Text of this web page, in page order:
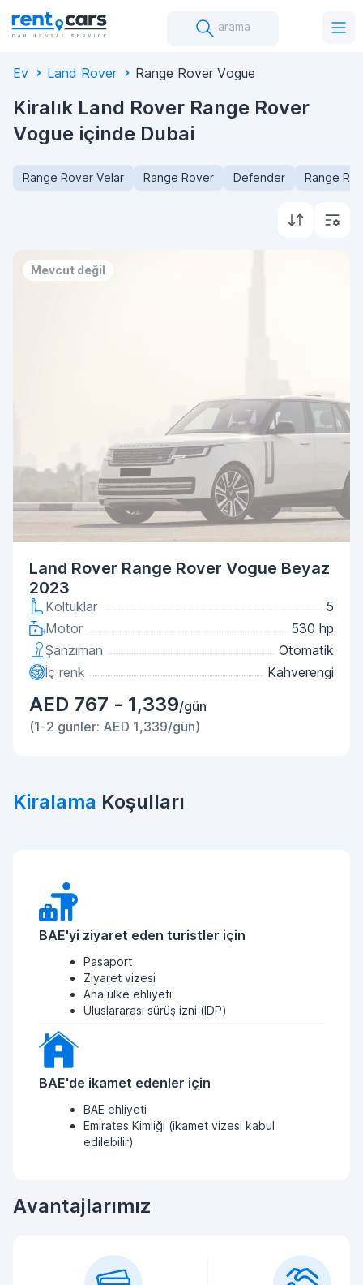
arama
Ev Land Rover Range Rover Vogue
Kiralık Land Rover Range Rover
Vogue içinde Dubai
Range Rover Velar Range Rover Defender Range
Mevcut değil
Land Rover Range Rover Vogue Beyaz
2023
Koltuklar
5
Motor
530 hp
Şanzıman
Otomatik
İç renk
Kahverengi
AED 767 - 1,339/gün
(1-2 günler: AED 1,339/gün)
Kiralama Koşulları
BAE'yi ziyaret eden turistler için
Pasaport
Ziyaret vizesi
Ana ülke ehliyeti
Uluslararası sürüş izni (IDP)
BAE'de ikamet edenler için
BAE ehliyeti
Emirates Kimliği (ikamet vizesi kabul
edilebilir)
Avantajlarımız